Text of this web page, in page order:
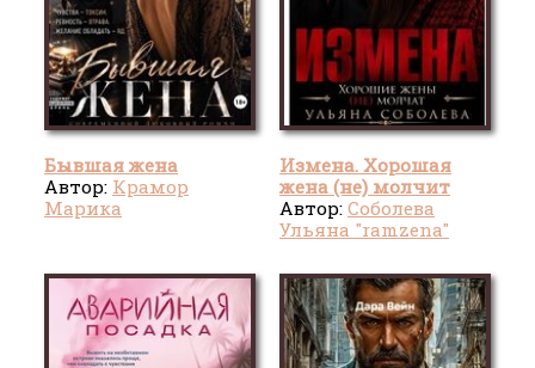
Бывшая жена
Автор: Крамор
Марика
Измена. Хорошая
жена (не) молчит
Автор: Соболева
Ульяна "ramzena"